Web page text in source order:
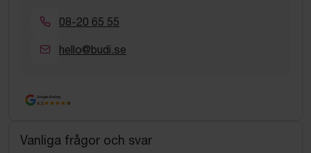
08-20 65 55
hello@budi.se
Google Rating
4.5
Vanliga frågor och svar